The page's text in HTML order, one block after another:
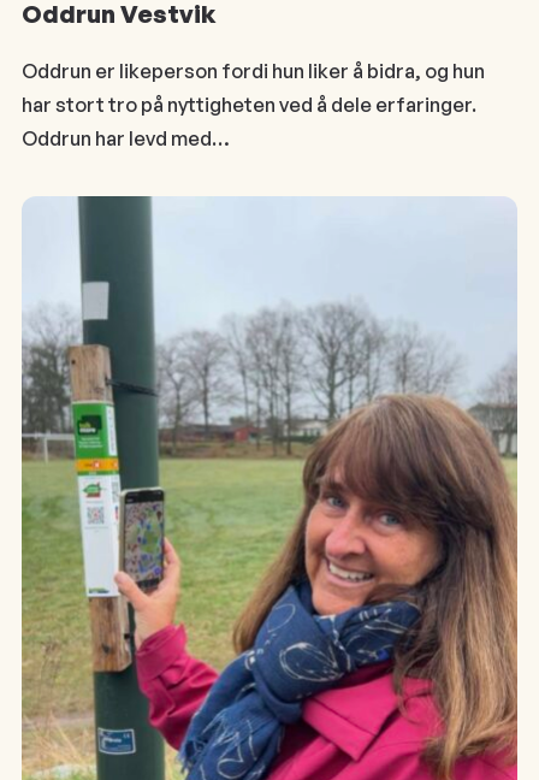
Oddrun Vestvik
Oddrun er likeperson fordi hun liker å bidra, og hun
har stort tro på nyttigheten ved å dele erfaringer.
Oddrun har levd med…